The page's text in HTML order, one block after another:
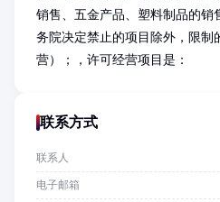
销售、五金产品、塑料制品的销
务院决定禁止的项目除外，限制
营）；，许可经营项目是：
联系方式
联系人
电子邮箱